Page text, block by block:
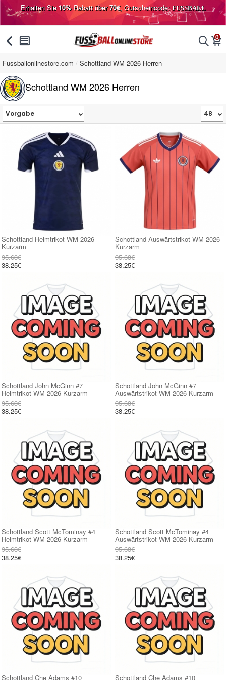
Erhalten Sie10%Rabatt über70€, Gutscheincode:FUSSBALL
󰅯 󰂩 󰂨 0
󰃦
Fussballonlinestore.com Schottland WM 2026 Herren
Schottland WM 2026 Herren
Schottland Heimtrikot WM 2026
Kurzarm
95.63€
38.25€
Schottland Auswärtstrikot WM 2026
Kurzarm
95.63€
38.25€
Schottland John McGinn #7
Heimtrikot WM 2026 Kurzarm
95.63€
38.25€
Schottland John McGinn #7
Auswärtstrikot WM 2026 Kurzarm
95.63€
38.25€
Schottland Scott McTominay #4
Heimtrikot WM 2026 Kurzarm
95.63€
38.25€
Schottland Scott McTominay #4
Auswärtstrikot WM 2026 Kurzarm
95.63€
38.25€
Schottland Che Adams #10 Schottland Che Adams #10